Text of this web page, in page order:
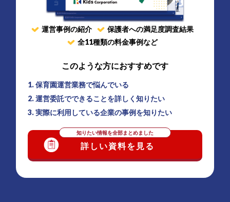
運営事例の紹介
保護者への満足度調査結果
全11種類の料金事例など
このような方におすすめです
1. 保育園運営業務で悩んでいる
2. 運営委託でできることを詳しく知りたい
3. 実際に利用している企業の事例を知りたい
知りたい情報を全部まとめました
詳しい資料を見る